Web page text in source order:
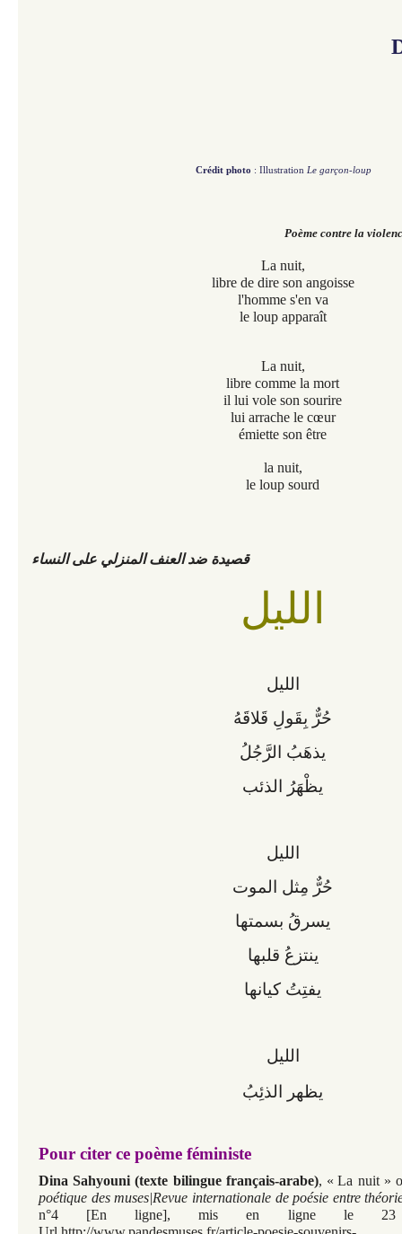
Crédit photo : Illustration Le garçon-loup
Poème contre la
La nuit,
libre de dire son angoisse
l'homme s'en va
le loup apparaît
La nuit,
libre comme la mort
il lui vole son sourire
lui arrache le cœur
émiette son être
la nuit,
le loup sourd
قصيدة ضد العنف المنزلي على النساء
الليل
الليل
حُرٌّ بِقَولِ قَلاقَهُ
يذهَبُ الرَّجُلُ
يظْهَرُ الذئب
الليل
حُرٌّ مِثل الموت
يسرقُ بسمتها
ينتزعُ قلبها
يفتِتُ كيانها
الليل
يظهر الذئِبُ
Pour citer ce poème féministe
Dina Sahyouni (texte bilingue français-arabe), « La nuit »
poétique des muses|Revue internationale de poésie entre
n°4 [En ligne], mis en ligne le 23